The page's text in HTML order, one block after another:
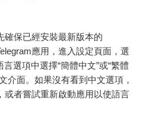
確保已經安裝最新版本的
應用，進入設定頁面，選
選項中選擇“簡體中文”或“繁體
介面。如果沒有看到中文選項，
或者嘗試重新啟動應用以使語言